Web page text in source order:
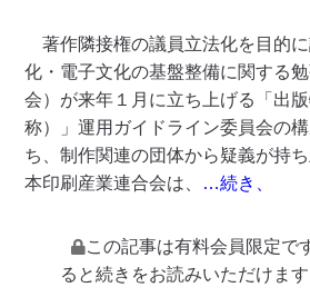
著作隣接権の議員立法化を目的
化・電子文化の基盤整備に関する
会）が来年１月に立ち上げる「出
称）」運用ガイドライン委員会の
ち、制作関連の団体から疑義が持
本印刷産業連合会は、 …続き、
この記事は有料会員限定で
ると続きをお読みいただけます